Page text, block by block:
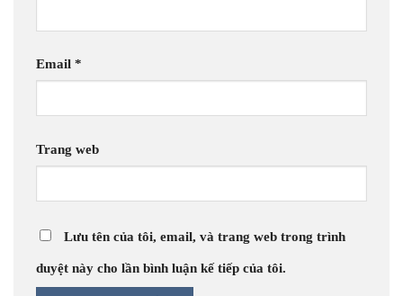
Email *
Trang web
Lưu tên của tôi, email, và trang web trong trình
duyệt này cho lần bình luận kế tiếp của tôi.